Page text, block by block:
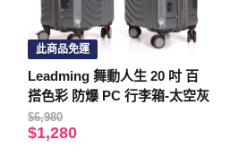
此商品免運
Leadming 舞動人生 20 吋 百
搭色彩 防爆 PC 行李箱-太空灰
$6,980
$1,280